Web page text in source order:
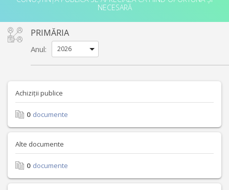
NECESARĂ
PRIMĂRIA
Anul:
Achiziții publice
0 documente
Alte documente
0 documente